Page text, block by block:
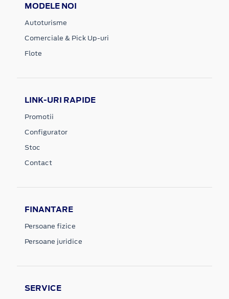
MODELE NOI
Autoturisme
Comerciale & Pick Up-uri
Flote
LINK-URI RAPIDE
Promotii
Configurator
Stoc
Contact
FINANTARE
Persoane fizice
Persoane juridice
SERVICE